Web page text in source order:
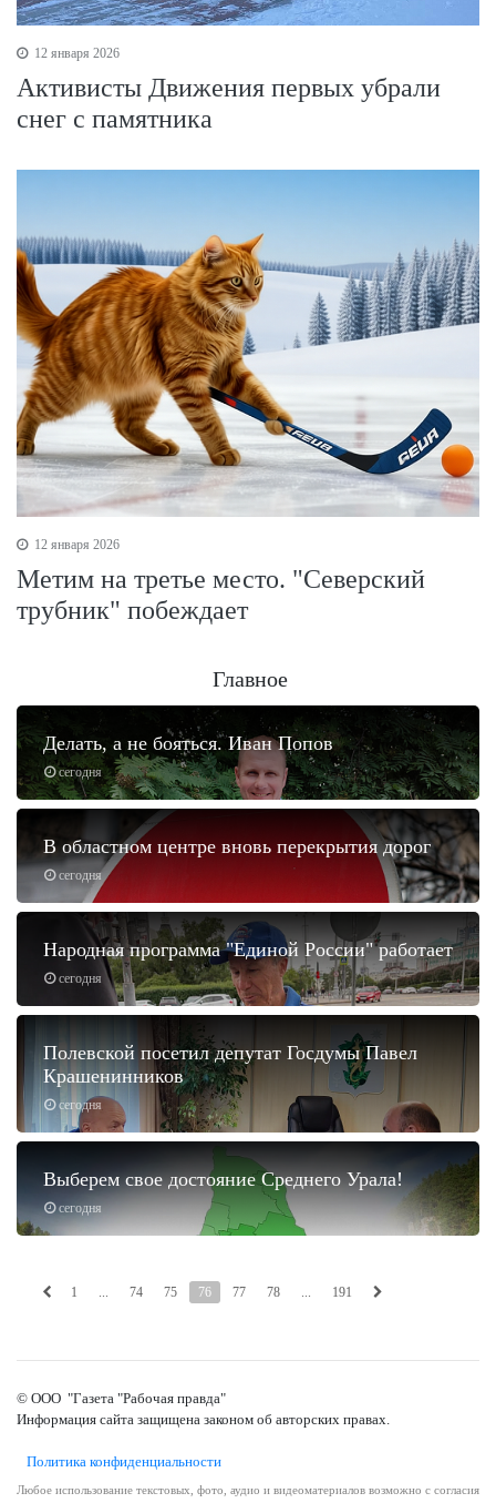
12 января 2026
Активисты Движения первых убрали
снег с памятника
12 января 2026
Метим на третье место. "Северский
трубник" побеждает
Главное
сегодня
Делать, а не бояться. Иван Попов
сегодня
В областном центре вновь перекрытия дорог
сегодня
Народная программа "Единой России" работает
сегодня
Полевской посетил депутат Госдумы Павел
Крашенинников
сегодня
Выберем свое достояние Среднего Урала!
1 ... 74 75 76 77 78 ... 191
© ООО "Газета "Рабочая правда"
Информация сайта защищена законом об авторских правах.
Политика конфиденциальности
Любое использование текстовых, фото, аудио и видеоматериалов возможно с согласия